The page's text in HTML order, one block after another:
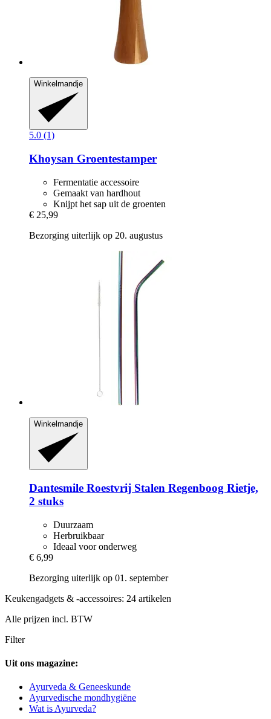
Winkelmandje
5.0 (1)
Khoysan Groentestamper
Fermentatie accessoire
Gemaakt van hardhout
Knijpt het sap uit de groenten
€ 25,99
Bezorging uiterlijk op 20. augustus
Winkelmandje
Dantesmile Roestvrij Stalen Regenboog Rietje,
2 stuks
Duurzaam
Herbruikbaar
Ideaal voor onderweg
€ 6,99
Bezorging uiterlijk op 01. september
Keukengadgets & -accessoires: 24 artikelen
Alle prijzen incl. BTW
Filter
Uit ons magazine:
Ayurveda & Geneeskunde
Ayurvedische mondhygiëne
Wat is Ayurveda?